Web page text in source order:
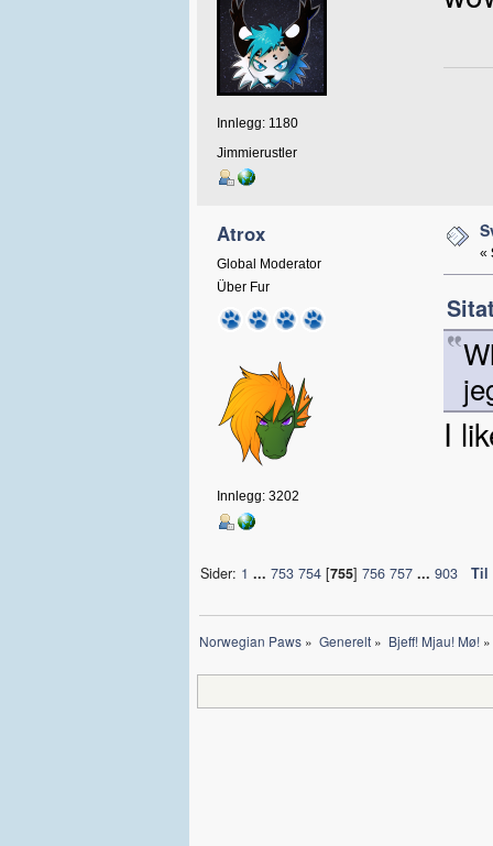
Innlegg: 1180
Jimmierustler
Atrox
Global Moderator
Über Fur
Innlegg: 3202
«
I
Sider: 1 ... 753 754[755] 756 757 ... 903 Til
Norwegian Paws » Generelt» Bjeff! Mjau! Mø!»